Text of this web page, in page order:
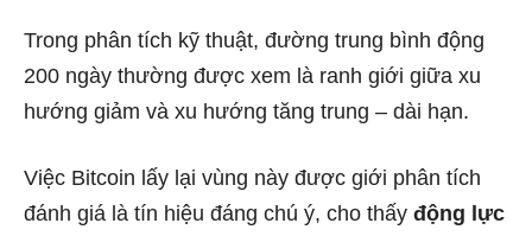
Trong phân tích kỹ thuật, đường trung bình động
200 ngày thường được xem là ranh giới giữa xu
hướng giảm và xu hướng tăng trung – dài hạn.
Việc Bitcoin lấy lại vùng này được giới phân tích
đánh giá là tín hiệu đáng chú ý, cho thấy động lực